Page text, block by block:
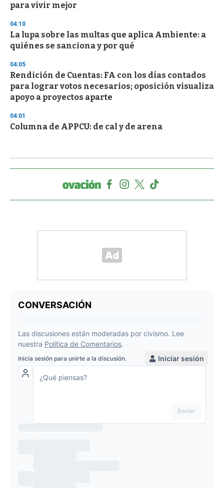
para vivir mejor
04:10
La lupa sobre las multas que aplica Ambiente: a
quiénes se sanciona y por qué
04:05
Rendición de Cuentas: FA con los días contados
para lograr votos necesarios; oposición visualiza
apoyo a proyectos aparte
04:01
Columna de APPCU: de cal y de arena